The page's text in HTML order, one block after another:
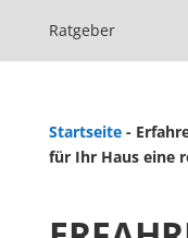
Ratgeber
Startseite-
für Ihr Haus eine